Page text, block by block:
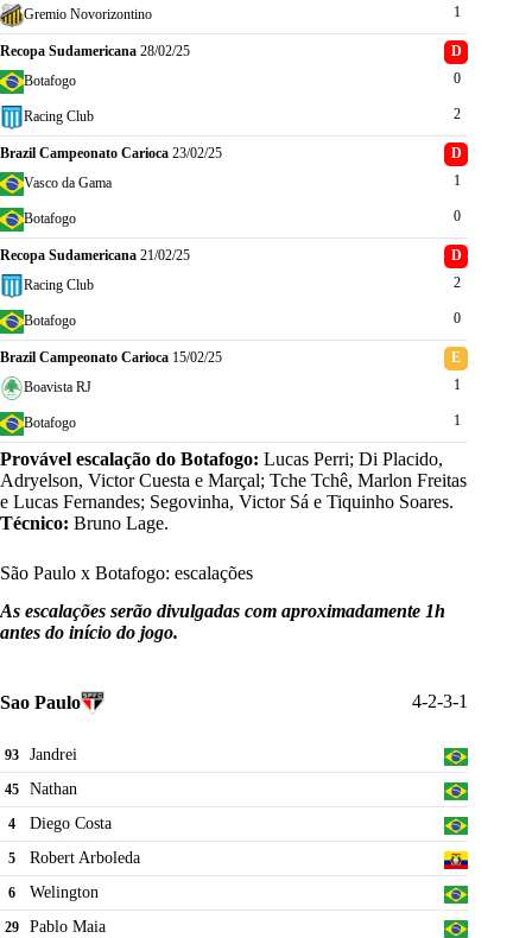
Gremio Novorizontino 1
Recopa Sudamericana 28/02/25 D
Racing Club 2
Botafogo 0
Brazil Campeonato Carioca 23/02/25
D
Vasco da Gama
1
Botafogo 0
Recopa Sudamericana 21/02/25
D
Racing Club
2
Botafogo 0
Brazil Campeonato Carioca 15/02/25
E
Boavista RJ
1
Botafogo 1
Provável escalação do Botafogo: Lucas Perri; Di Placido,
Adryelson, Victor Cuesta e Marçal; Tche Tchê, Marlon Freitas
e Lucas Fernandes; Segovinha, Victor Sá e Tiquinho Soares.
Técnico: Bruno Lage.
São Paulo x Botafogo: escalações
As escalações serão divulgadas com aproximadamente 1h
antes do início do jogo.
Sao Paulo 4-2-3-1
93 Jandrei
45 Nathan
4 Diego Costa
5 Robert Arboleda
6 Welington
29 Pablo Maia